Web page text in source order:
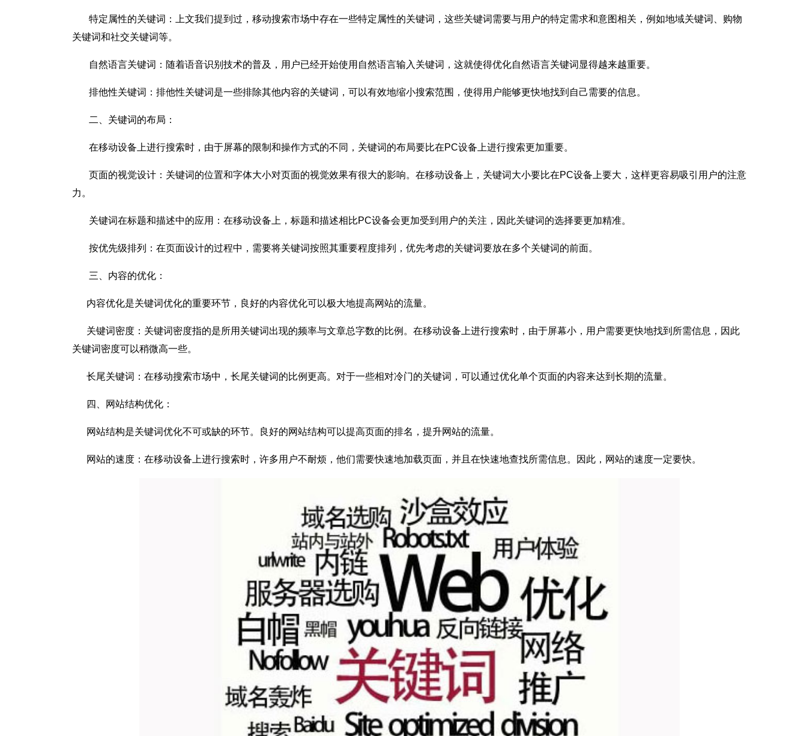
特定属性的关键词：上文我们提到过，移动搜索市场中存在一些特定属性的关键词，这些关键词需要与用户的特定需求和意图相关，例如地域关键词、购物
关键词和社交关键词等。
自然语言关键词：随着语音识别技术的普及，用户已经开始使用自然语言输入关键词，这就使得优化自然语言关键词显得越来越重要。
排他性关键词：排他性关键词是一些排除其他内容的关键词，可以有效地缩小搜索范围，使得用户能够更快地找到自己需要的信息。
二、关键词的布局：
在移动设备上进行搜索时，由于屏幕的限制和操作方式的不同，关键词的布局要比在PC设备上进行搜索更加重要。
页面的视觉设计：关键词的位置和字体大小对页面的视觉效果有很大的影响。在移动设备上，关键词大小要比在PC设备上要大，这样更容易吸引用户的注意
力。
关键词在标题和描述中的应用：在移动设备上，标题和描述相比PC设备会更加受到用户的关注，因此关键词的选择要更加精准。
按优先级排列：在页面设计的过程中，需要将关键词按照其重要程度排列，优先考虑的关键词要放在多个关键词的前面。
三、内容的优化：
内容优化是关键词优化的重要环节，良好的内容优化可以极大地提高网站的流量。
关键词密度：关键词密度指的是所用关键词出现的频率与文章总字数的比例。在移动设备上进行搜索时，由于屏幕小，用户需要更快地找到所需信息，因此
关键词密度可以稍微高一些。
长尾关键词：在移动搜索市场中，长尾关键词的比例更高。对于一些相对冷门的关键词，可以通过优化单个页面的内容来达到长期的流量。
四、网站结构优化：
网站结构是关键词优化不可或缺的环节。良好的网站结构可以提高页面的排名，提升网站的流量。
网站的速度：在移动设备上进行搜索时，许多用户不耐烦，他们需要快速地加载页面，并且在快速地查找所需信息。因此，网站的速度一定要快。